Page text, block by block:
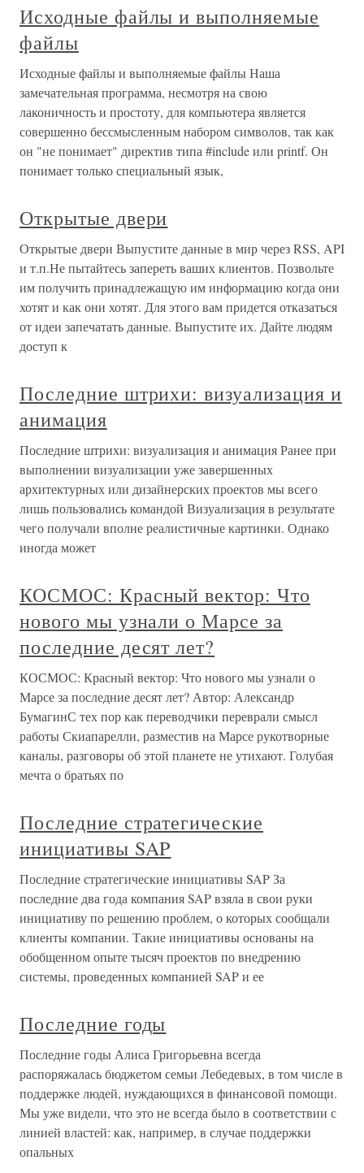
Исходные файлы и выполняемые
файлы
Исходные файлы и выполняемые файлы Наша
замечательная программа, несмотря на свою
лаконичность и простоту, для компьютера является
совершенно бессмысленным набором символов, так как
он "не понимает" директив типа #include или printf. Он
понимает только специальный язык,
Открытые двери
Открытые двери Выпустите данные в мир через RSS, API
и т.п.Не пытайтесь запереть ваших клиентов. Позвольте
им получить принадлежащую им информацию когда они
хотят и как они хотят. Для этого вам придется отказаться
от идеи запечатать данные. Выпустите их. Дайте людям
доступ к
Последние штрихи: визуализация и
анимация
Последние штрихи: визуализация и анимация Ранее при
выполнении визуализации уже завершенных
архитектурных или дизайнерских проектов мы всего
лишь пользовались командой Визуализация в результате
чего получали вполне реалистичные картинки. Однако
иногда может
КОСМОС: Красный вектор: Что
нового мы узнали о Марсе за
последние десят лет?
КОСМОС: Красный вектор: Что нового мы узнали о
Марсе за последние десят лет? Автор: Александр
БумагинС тех пор как переводчики переврали смысл
работы Скиапарелли, разместив на Марсе рукотворные
каналы, разговоры об этой планете не утихают. Голубая
мечта о братьях по
Последние стратегические
инициативы SAP
Последние стратегические инициативы SAP За
последние два года компания SAP взяла в свои руки
инициативу по решению проблем, о которых сообщали
клиенты компании. Такие инициативы основаны на
обобщенном опыте тысяч проектов по внедрению
системы, проведенных компанией SAP и ее
Последние годы
Последние годы Алиса Григорьевна всегда
распоряжалась бюджетом семьи Лебедевых, в том числе в
поддержке людей, нуждающихся в финансовой помощи.
Мы уже видели, что это не всегда было в соответствии с
линией властей: как, например, в случае поддержки
опальных